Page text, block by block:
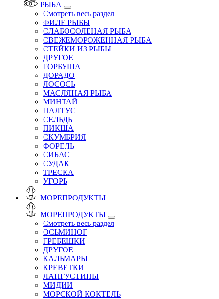
РЫБА
Смотреть весь раздел
ФИЛЕ РЫБЫ
СЛАБОСОЛЕНАЯ РЫБА
СВЕЖЕМОРОЖЕННАЯ РЫБА
СТЕЙКИ ИЗ РЫБЫ
ДРУГОЕ
ГОРБУША
ДОРАДО
ЛОСОСЬ
МАСЛЯНАЯ РЫБА
МИНТАЙ
ПАЛТУС
СЕЛЬДЬ
ПИКША
СКУМБРИЯ
ФОРЕЛЬ
СИБАС
СУДАК
ТРЕСКА
УГОРЬ
МОРЕПРОДУКТЫ
МОРЕПРОДУКТЫ
Смотреть весь раздел
ОСЬМИНОГ
ГРЕБЕШКИ
ДРУГОЕ
КАЛЬМАРЫ
КРЕВЕТКИ
ЛАНГУСТИНЫ
МИДИИ
МОРСКОЙ КОКТЕЛЬ